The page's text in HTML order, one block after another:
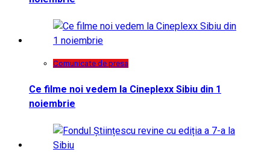
Comunicate de presa
Ce filme noi vedem la Cineplexx Sibiu din 1
noiembrie